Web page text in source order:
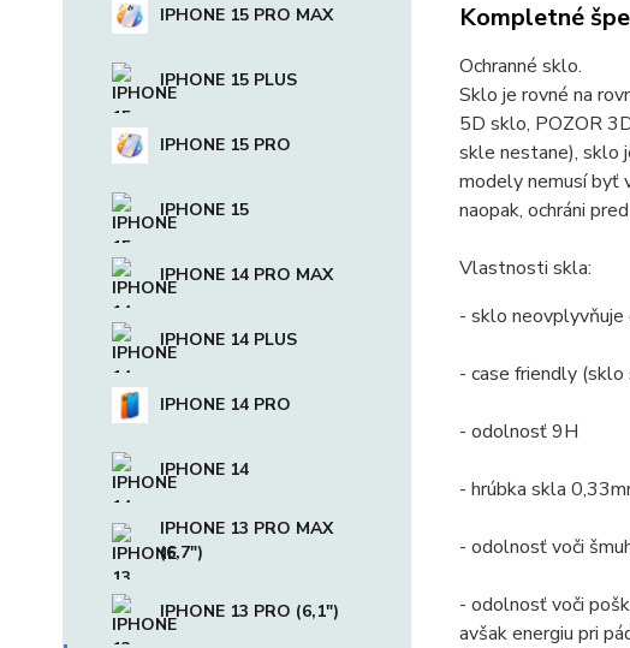
IPHONE 15 PRO MAX
IPHONE 15 PLUS
IPHONE 15 PRO
IPHONE 15
IPHONE 14 PRO MAX
IPHONE 14 PLUS
IPHONE 14 PRO
IPHONE 14
IPHONE 13 PRO MAX
(6,7")
IPHONE 13 PRO (6,1")
Kompletné
Ochranné sklo.
Sklo je rovné na
5D sklo, POZOR
skle nestane), sklo
modely nemusí byť
naopak, ochráni
Vlastnosti skla:
- sklo
- case friendly (sklo
- odolnosť 9H
- hrúbka skla
- odolnosť voči
- odolnosť voči
avšak energiu pri